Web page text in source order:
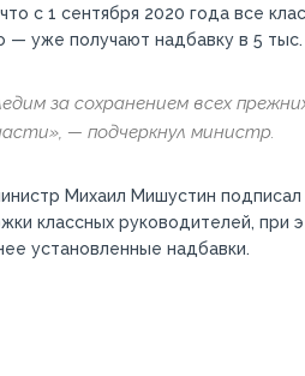
с 1 сентября 2020 года все
— уже получают надбавку в 5 тыс.
за сохранением всех
— подчеркнул министр.
Михаил Мишустин подписал
классных руководителей, при
установленные надбавки.